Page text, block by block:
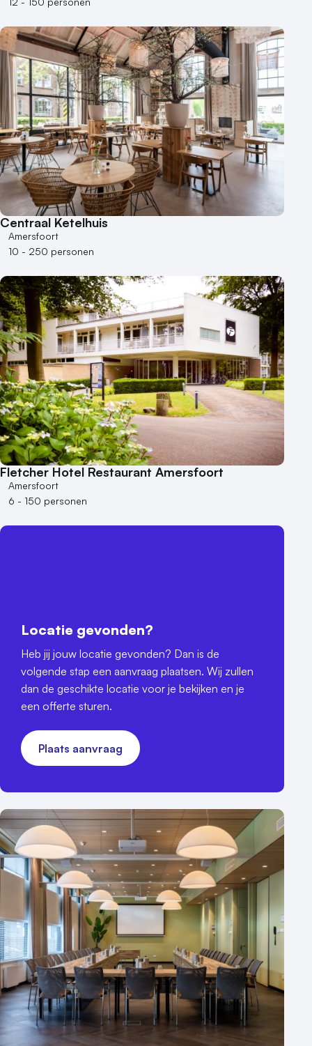
Centraal Ketelhuis
Amersfoort
10 - 250 personen
Fletcher Hotel Restaurant Amersfoort
Amersfoort
6 - 150 personen
Locatie gevonden?
Heb jij jouw locatie gevonden? Dan is de
volgende stap een aanvraag plaatsen. Wij zullen
dan de geschikte locatie voor je bekijken en je
een offerte sturen.
Plaats aanvraag